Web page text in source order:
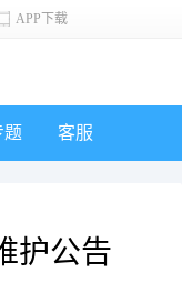
APP下载
题 客服
护公告